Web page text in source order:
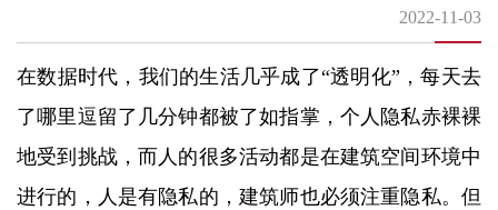
2022-11-03
在数据时代，我们的生活几乎成了“透明化”，每天去
了哪里逗留了几分钟都被了如指掌，个人隐私赤裸裸
地受到挑战，而人的很多活动都是在建筑空间环境中
进行的，人是有隐私的，建筑师也必须注重隐私。但